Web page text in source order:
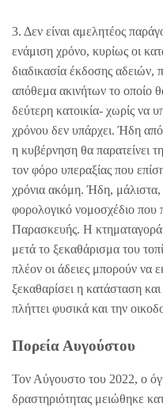
3. Δεν είναι αμελητέος
ενάμιση χρόνο, κυρίως οι
διαδικασία έκδοσης αδειών,
απόθεμα ακινήτων το οποίο
δεύτερη κατοικία- χωρίς να
χρόνου δεν υπάρχει. Ήδη από
η κυβέρνηση θα παρατείνει
τον φόρο υπεραξίας που
χρόνια ακόμη. Ήδη,
φορολογικό νομοσχέδιο που
Παρασκευής. Η κτηματαγορά
μετά το ξεκαθάρισμα του
πλέον οι άδειες μπορούν να
ξεκαθαρίσει η κατάσταση
πλήττει φυσικά και την
Πορεία Αυγούστου
Τον Αύγουστο του 2022, ο
δραστηριότητας μειώθηκε